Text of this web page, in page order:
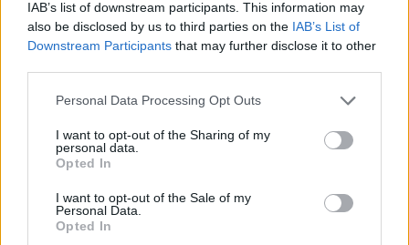
IAB’s list of downstream participants. This information may
also be disclosed by us to third parties on the IAB’s List of
Downstream Participants that may further disclose it to other
Please note that this website/app uses one or more Google
not limited to your visit or usage behaviour. You may click to
grant or deny consent to Google and its third-party tags to
use your data for below specified purposes in below Google
consent section.
Personal Data Processing Opt Outs
I want to opt-out of the Sharing of my
personal data.
Opted In
I want to opt-out of the Sale of my
Personal Data.
Opted In
A múlt sötét árnya kopogtat...
2020. november 26.